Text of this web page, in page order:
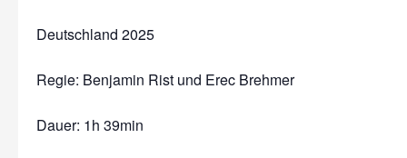
Deutschland 2025
Regie: Benjamin Rist und Erec Brehmer
Dauer: 1h 39min